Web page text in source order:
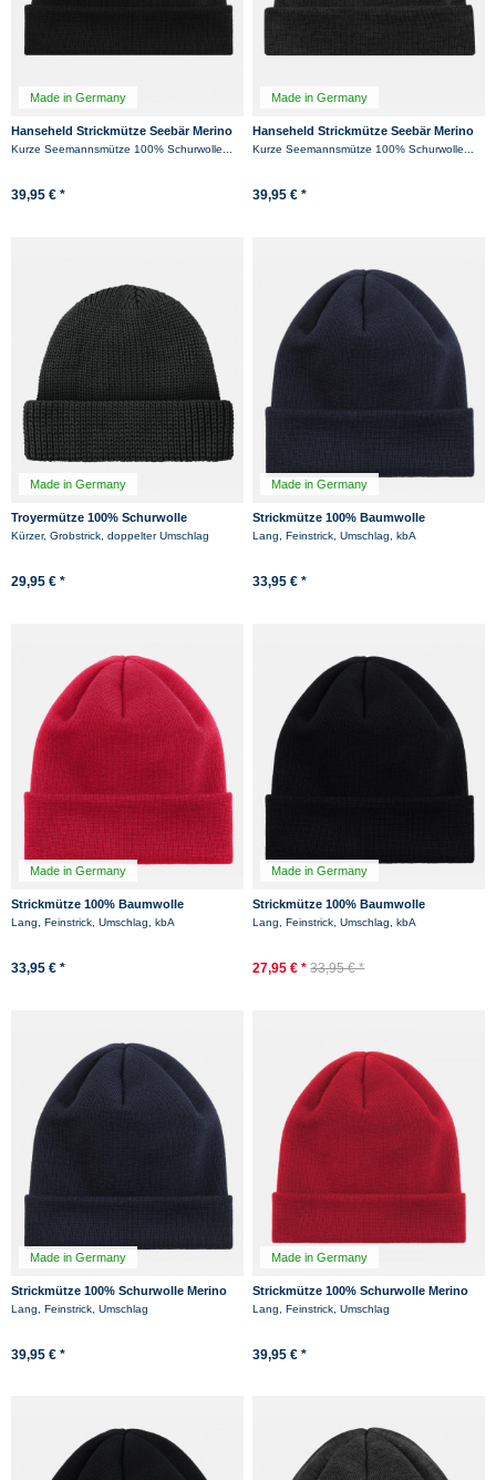
Made in Germany
Hanseheld Strickmütze Seebär Merino
Dockermütze kurz flach - Schwarz
Kurze Seemannsmütze 100% Schurwolle...
39,95 € *
Made in Germany
Hanseheld Strickmütze Seebär Merino
Dockermütze kurz flach - Anthrazit
Kurze Seemannsmütze 100% Schurwolle...
39,95 € *
Made in Germany
Troyermütze 100% Schurwolle
Hanseheld - Strickmütze aus Wolle -
Kürzer, Grobstrick, doppelter Umschlag
29,95 € *
Made in Germany
Strickmütze 100% Baumwolle
Hanseheld - Marine
Lang, Feinstrick, Umschlag, kbA
33,95 € *
Made in Germany
Strickmütze 100% Baumwolle
Hanseheld - Rot
Lang, Feinstrick, Umschlag, kbA
33,95 € *
Made in Germany
Strickmütze 100% Baumwolle
Hanseheld - Schwarz
Lang, Feinstrick, Umschlag, kbA
27,95 € * 33,95 € *
Made in Germany
Strickmütze 100% Schurwolle Merino
Hanseheld Feinstrickmütze - Marine
Lang, Feinstrick, Umschlag
39,95 € *
Made in Germany
Strickmütze 100% Schurwolle Merino
Hanseheld Feinstrickmütze - Rot
Lang, Feinstrick, Umschlag
39,95 € *